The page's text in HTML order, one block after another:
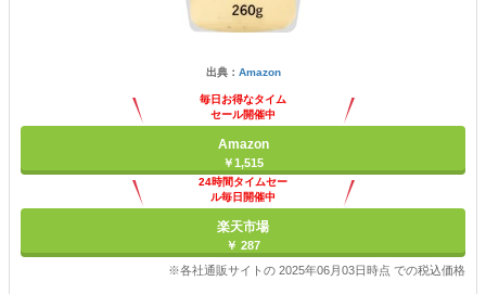
出典： Amazon
毎日お得なタイム
セール開催中
Amazon
￥1,515
24時間タイムセー
ル毎日開催中
楽天市場
￥ 287
※各社通販サイトの 2025年06月03日時点 での税込価格